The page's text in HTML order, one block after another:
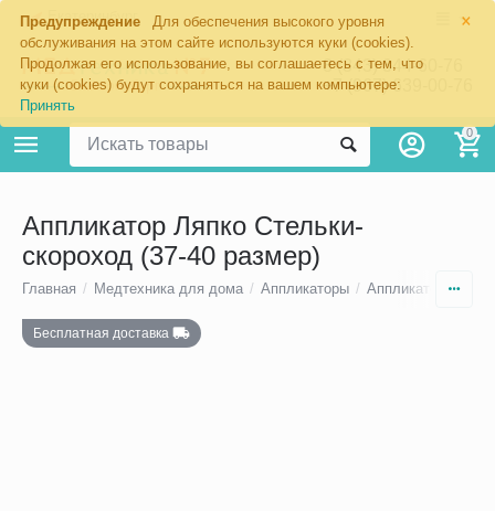
×
Предупреждение
Для обеспечения высокого уровня
обслуживания на этом сайте используются куки (cookies).
Продолжая его использование, вы соглашаетесь с тем, что
куки (cookies) будут сохраняться на вашем компьютере:
Принять
Екатеринбург
8 (343) 344-60-76
+7 (967) 639-00-76
0
Аппликатор Ляпко Стельки-
скороход (37-40 размер)
Главная / Медтехника для дома / Аппликаторы / Аппликаторы
Бесплатная доставка